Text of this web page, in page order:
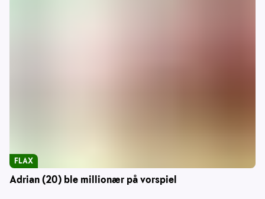
Adrian (20) ble millionær på vorspiel
FLAX